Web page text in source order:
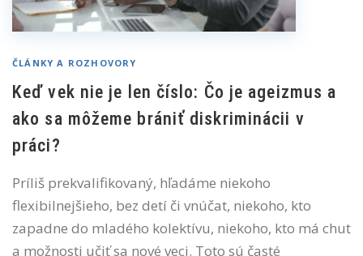
ČLÁNKY A ROZHOVORY
Keď vek nie je len číslo: Čo je ageizmus a
ako sa môžeme brániť diskriminácii v
práci?
Príliš prekvalifikovaný, hľadáme niekoho
flexibilnejšieho, bez detí či vnúčat, niekoho, kto
zapadne do mladého kolektívu, niekoho, kto má chuť
a možnosti učiť sa nové veci. Toto sú časté